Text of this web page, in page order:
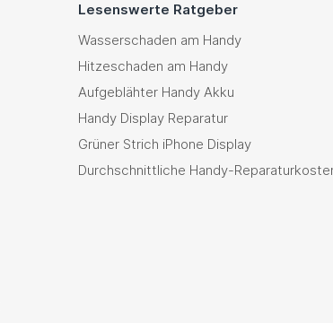
Lesenswerte Ratgeber
Wasserschaden am Handy
Hitzeschaden am Handy
Aufgeblähter Handy Akku
Handy Display Reparatur
Grüner Strich iPhone Display
Durchschnittliche Handy-